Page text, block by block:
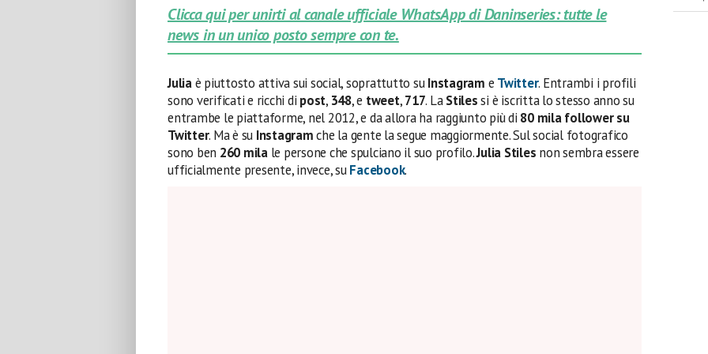
Clicca qui per unirti al canale ufficiale WhatsApp di Daninseries: tutte le
news in un unico posto sempre con te.
Juliaè piuttosto attiva sui social, soprattutto suInstagram e Twitter. Entrambi i profili
sono verificati e ricchi di post, 348, e tweet,717. LaStilessi è iscritta lo stesso anno su
entrambe le piattaforme, nel 2012, e da allora ha raggiunto più di 80 mila follower su
Twitter. Ma è su Instagramche la gente la segue maggiormente. Sul social fotografico
sono ben 260 milale persone che spulciano il suo profilo.Julia Stiles non sembra essere
ufficialmente presente, invece, suFacebook.